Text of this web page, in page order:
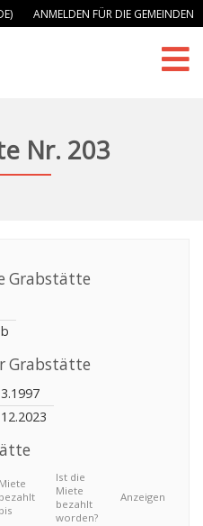
ANMELDEN FÜR DIE GEMEINDEN
Nr. 203
Grabstätte
Grabstätte
Miete
bezahlt
bis
Ist die
Miete
bezahlt
worden?
Anzeigen